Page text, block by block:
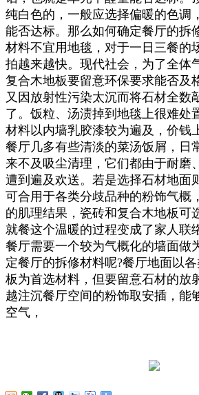
纯白色的，一般应选择偏暖的色调
能否达标。那么如何确定餐厅的拆
材料不宜用地毯，对于一日三餐的
拍越来越快。现代社会，为了全体
复合木地板要留意环保要求能否及
又因放射性污染太沉而将石材全数
了。饭粒、汤渍掉到地毯上很难处
材料以内墙乳胶漆较为遍及，价钱
餐厅几多有些清淡的菜汤饭屑，日
来不及吸尘清理，它们都由于耐磨
遭到遍及欢送。若是选择石材地面
可合用于各类分歧品种的粉饰气概
的肌理结果，瓷砖和复合木地板可
就餐这个温暖的过程变成了家人联
餐厅需要一个较为气概化的墙面做
定餐厅的拆修材料呢?餐厅地面以
板为首选材料，但要留意石材的放
越注沉餐厅空间的粉饰取安插，能
空气，